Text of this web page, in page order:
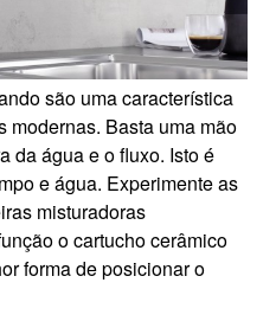
são uma característica
modernas. Basta uma mão
da água e o fluxo. Isto é
e água. Experimente as
misturadoras
o cartucho cerâmico
forma de posicionar o